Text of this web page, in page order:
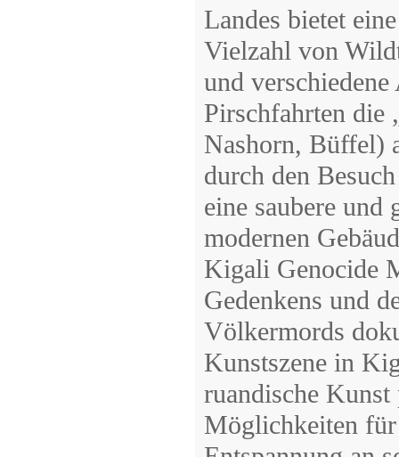
Landes bietet
Vielzahl von
und
Pirschfahrten die
Nashorn, Büffel)
durch den
eine saubere
modernen
Kigali Genocide
Gedenkens und
Völkermords
Kunstszene in
ruandische
Möglichkeiten für